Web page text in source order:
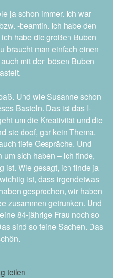
ja schon immer. Ich war
-beamtin. Ich habe den
habe die großen Buben
braucht man einfach einen
mit den bösen Buben
Und wie Susanne schon
Basteln. Das ist das I-
um die Kreativität und die
sie doof, gar kein Thema.
tiefe Gespräche. Und
um sich haben – ich finde,
ist. Wie gesagt, ich finde ja
ist, dass irgendetwas
gesprochen, wir haben
zusammen getrunken. Und
84-jährige Frau noch so
sind so feine Sachen. Das
teilen